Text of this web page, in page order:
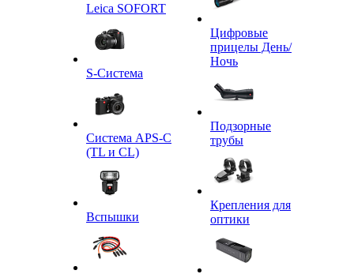
Leica SOFORT
S-Система
Система APS-C
(TL и CL)
Вспышки
Цифровые
прицелы День/
Ночь
Подзорные
трубы
Крепления для
оптики